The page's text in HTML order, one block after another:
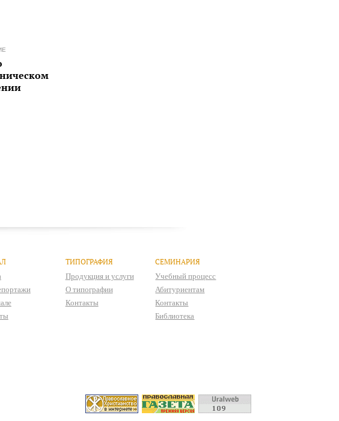
ТИПОГРАФИЯ
Продукция и услуги
О типографии
Контакты
СЕМИНАРИЯ
Учебный процесс
Абитуриентам
Контакты
Библиотека